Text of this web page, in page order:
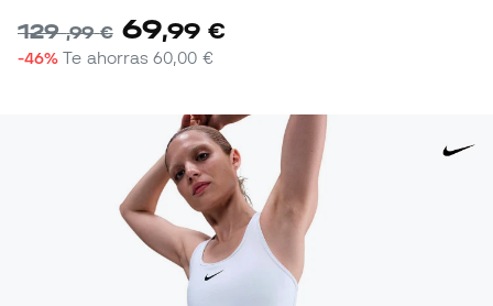
129,99 € 69,99 €
-46% Te ahorras60,00 €